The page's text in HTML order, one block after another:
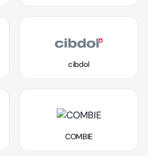
cibdol
COMBIE